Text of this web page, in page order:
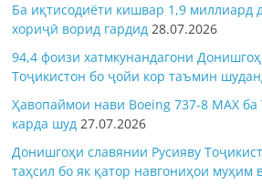
Ба иқтисодиёти кишвар 1,9 миллиард
хориҷӣ ворид гардид 28.07.2026
94,4 фоизи хатмкунандагони
Тоҷикистон бо ҷойи кор таъмин
Ҳавопаймои нави Boeing 737-8 MAX
карда шуд 27.07.2026
Донишгоҳи славянии Русияву
таҳсил бо як қатор навгониҳои муҳим